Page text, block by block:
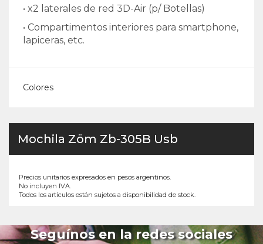
• x2 laterales de red 3D-Air (p/ Botellas)
• Compartimentos interiores para smartphone,
lapiceras, etc.
Colores
Mochila Zöm Zb-305B Usb
Precios unitarios expresados en pesos argentinos.
No incluyen IVA.
Todos los artículos están sujetos a disponibilidad de stock.
Seguínos en la redes sociales